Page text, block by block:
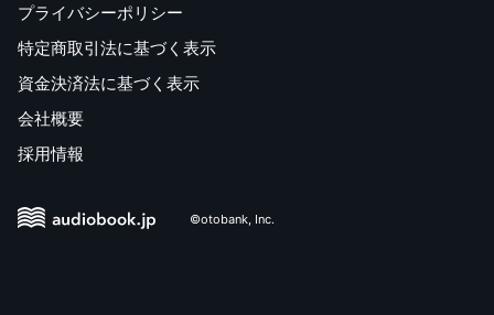
プライバシーポリシー
特定商取引法に基づく表示
資金決済法に基づく表示
会社概要
採用情報
©otobank, Inc.